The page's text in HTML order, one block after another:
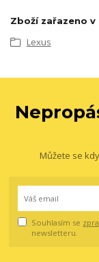
Zboží zařazeno
Lexus
Můžete se
Souhlasím se
newsletteru.